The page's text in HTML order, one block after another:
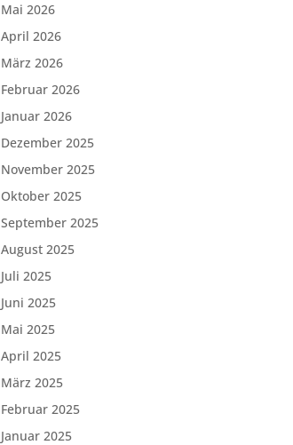
Mai 2026
April 2026
März 2026
Februar 2026
Januar 2026
Dezember 2025
November 2025
Oktober 2025
September 2025
August 2025
Juli 2025
Juni 2025
Mai 2025
April 2025
März 2025
Februar 2025
Januar 2025